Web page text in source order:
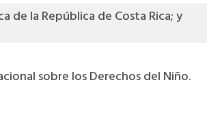
de la República de Costa Rica; y
sobre los Derechos del Niño.